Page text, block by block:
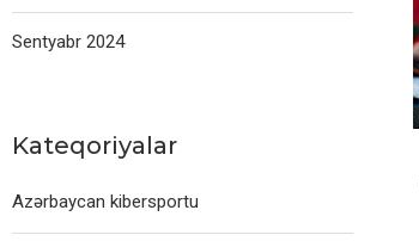
Sentyabr 2024
Kateqoriyalar
Azərbaycan kibersportu